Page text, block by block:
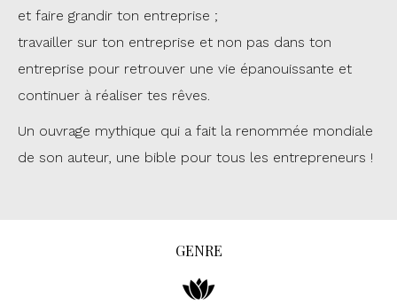
et faire grandir ton entreprise ;
travailler sur ton entreprise et non pas dans ton
entreprise pour retrouver une vie épanouissante et
continuer à réaliser tes rêves.
Un ouvrage mythique qui a fait la renommée mondiale
de son auteur, une bible pour tous les entrepreneurs !
GENRE